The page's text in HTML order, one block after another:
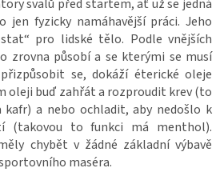
svalů před startem, ať už se jedná
jen fyzicky namáhavější práci. Jeho
pro lidské tělo. Podle vnějších
zrovna působí a se kterými se musí
se, dokáží éterické oleje
oleji buď zahřát a rozproudit krev (to
a nebo ochladit, aby nedošlo k
(takovou to funkci má menthol).
chybět v žádné základní výbavě
maséra.